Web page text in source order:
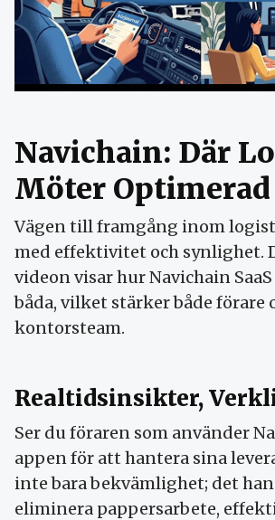
Navichain: Där
Möter Optimerad
Vägen till framgång inom
med effektivitet och synlighet.
videon visar hur Navichain
båda, vilket stärker både förare
kontorsteam.
Realtidsinsikter,
Ser du föraren som använder
appen för att hantera sina
inte bara bekvämlighet; det
eliminera pappersarbete,